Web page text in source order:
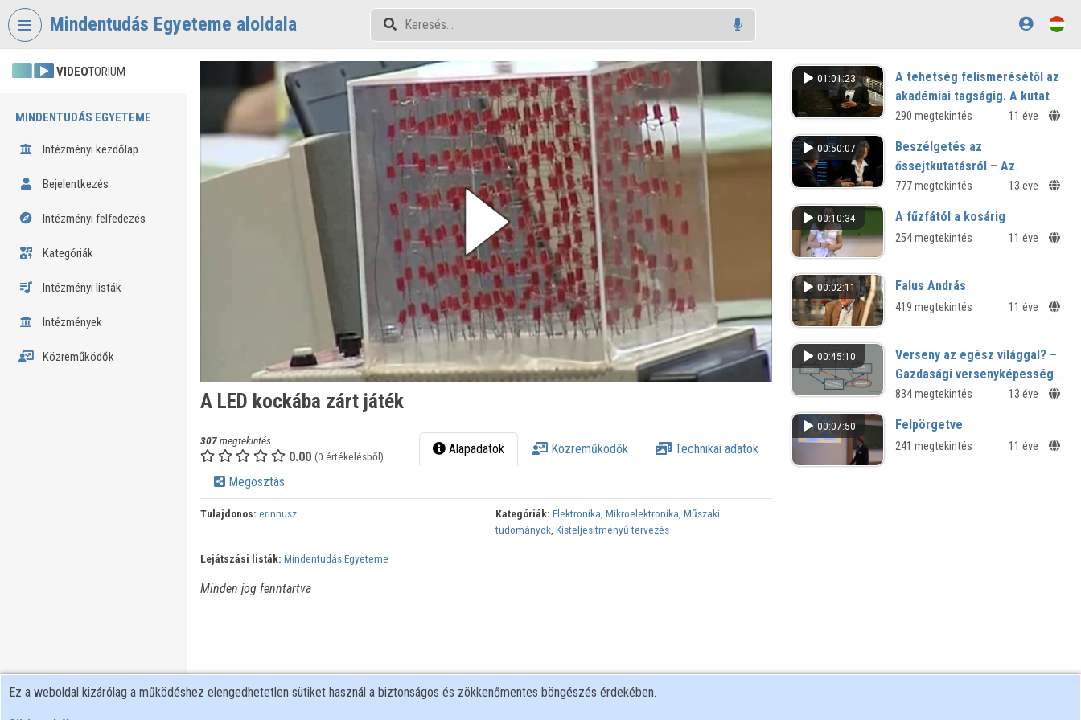
Fejléc kihagyása
Mindentudás Egyeteme aloldala
VIDEOTORIUM
MINDENTUDÁS EGYETEME
Intézményi kezdőlap
Bejelentkezés
Intézményi felfedezés
Kategóriák
Intézményi listák
Intézmények
Közreműködők
A LED kockába zárt játék
307megtekintés
0.00 (0 értékelésből) Alapadatok Közreműködők Technikai adatok
Megosztás
Tulajdonos: erinnusz Kategóriák: Elektronika,Mikroelektronika,Műszaki
tudományok,Kisteljesítményű tervezés
Lejátszási listák: Mindentudás Egyeteme
Minden jog fenntartva
01:01:23
A tehetség felismerésétől az
akadémiai tagságig. A kutató
Diákok Mozgalmának
egybekötött bemutatkozása
290 megtekintés 11 éve
00:50:07
Beszélgetés az
őssejtkutatásról – Az
őssejtkutatás esélyei és
777 megtekintés 13 éve
00:10:34 A fűzfától a kosárig
254 megtekintés 11 éve
00:02:11 Falus András
419 megtekintés 11 éve
00:45:10
Verseny az egész világgal? –
Gazdasági versenyképesség
és társadalmi jólét
834 megtekintés 13 éve
00:07:50 Felpörgetve
241 megtekintés 11 éve
Ez a weboldal kizárólag a működéshez elengedhetetlen sütiket használ a biztonságos és zökkenőmentes böngészés érdekében.